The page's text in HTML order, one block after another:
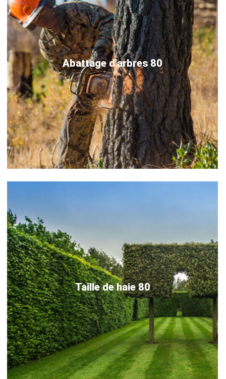
Abattage d'arbres 80
Taille de haie 80